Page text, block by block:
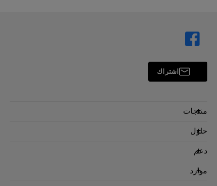
اشتراك
منتجات
بروجكتر
اضاءة
حلول
سفير BenQ AQCOLOR
AQColor
دعم
اتصل بنا
موارد